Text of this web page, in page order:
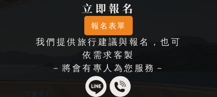
立即報名
報名表單
我們提供旅行建議與報名，也可
依需求客製
－將會有專人為您服務－